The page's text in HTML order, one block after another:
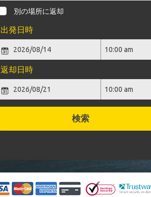
別の場所に返却
出発日時
返却日時
検索